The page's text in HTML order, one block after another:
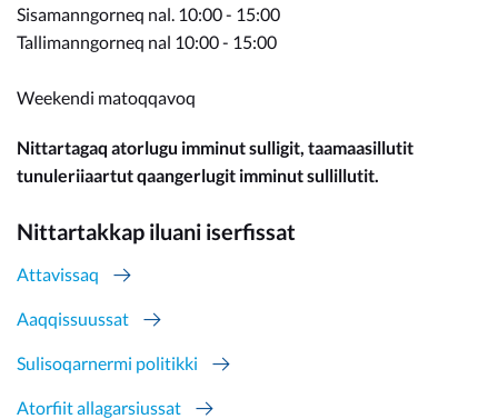
Sisamanngorneq nal. 10:00 - 15:00
Tallimanngorneq nal 10:00 - 15:00
Weekendi matoqqavoq
Nittartagaq atorlugu imminut sulligit, taamaasillutit
tunuleriiaartut qaangerlugit imminut sullillutit.
Nittartakkap iluani iserfissat
Attavissaq
Aaqqissuussat
Sulisoqarnermi politikki
Atorfiit allagarsiussat